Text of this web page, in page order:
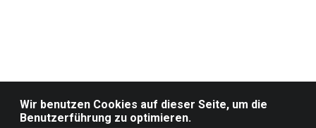
Wir benutzen Cookies auf dieser Seite, um die
Benutzerführung zu optimieren.